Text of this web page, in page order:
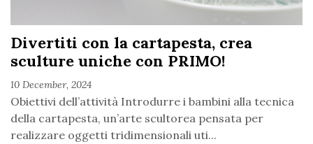
Divertiti con la cartapesta, crea
sculture uniche con PRIMO!
10 December, 2024
Obiettivi dell’attività Introdurre i bambini alla tecnica
della cartapesta, un’arte scultorea pensata per
realizzare oggetti tridimensionali uti...